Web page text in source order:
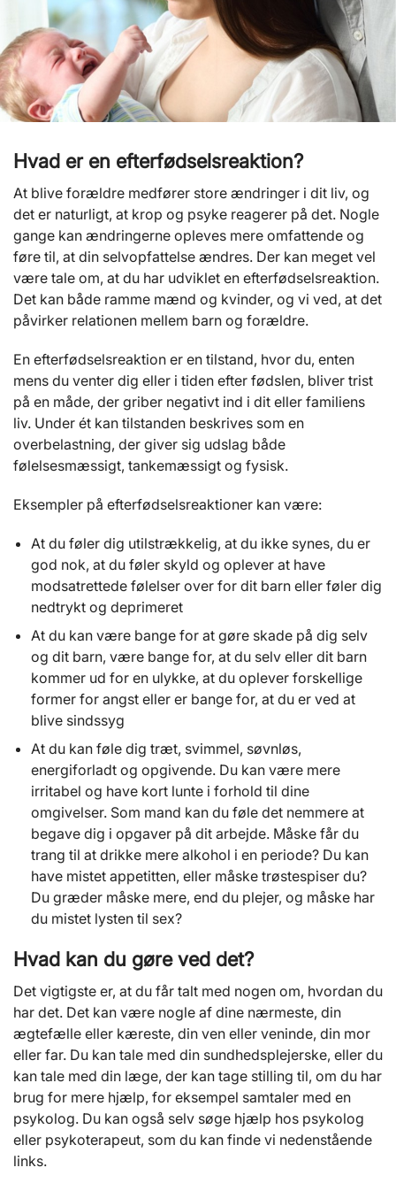
Hvad er en efterfødselsreaktion?
At blive forældre medfører store ændringer i dit liv, og
det er naturligt, at krop og psyke reagerer på det. Nogle
gange kan ændringerne opleves mere omfattende og
føre til, at din selvopfattelse ændres. Der kan meget vel
være tale om, at du har udviklet en efterfødselsreaktion.
Det kan både ramme mænd og kvinder, og vi ved, at det
påvirker relationen mellem barn og forældre.
En efterfødselsreaktion er en tilstand, hvor du, enten
mens du venter dig eller i tiden efter fødslen, bliver trist
på en måde, der griber negativt ind i dit eller familiens
liv. Under ét kan tilstanden beskrives som en
overbelastning, der giver sig udslag både
følelsesmæssigt, tankemæssigt og fysisk.
Eksempler på efterfødselsreaktioner kan være:
At du føler dig utilstrækkelig, at du ikke synes, du er
god nok, at du føler skyld og oplever at have
modsatrettede følelser over for dit barn eller føler dig
nedtrykt og deprimeret
At du kan være bange for at gøre skade på dig selv
og dit barn, være bange for, at du selv eller dit barn
kommer ud for en ulykke, at du oplever forskellige
former for angst eller er bange for, at du er ved at
blive sindssyg
At du kan føle dig træt, svimmel, søvnløs,
energiforladt og opgivende. Du kan være mere
irritabel og have kort lunte i forhold til dine
omgivelser. Som mand kan du føle det nemmere at
begave dig i opgaver på dit arbejde. Måske får du
trang til at drikke mere alkohol i en periode? Du kan
have mistet appetitten, eller måske trøstespiser du?
Du græder måske mere, end du plejer, og måske har
du mistet lysten til sex?
Hvad kan du gøre ved det?
Det vigtigste er, at du får talt med nogen om, hvordan du
har det. Det kan være nogle af dine nærmeste, din
ægtefælle eller kæreste, din ven eller veninde, din mor
eller far. Du kan tale med din sundhedsplejerske, eller du
kan tale med din læge, der kan tage stilling til, om du har
brug for mere hjælp, for eksempel samtaler med en
psykolog. Du kan også selv søge hjælp hos psykolog
eller psykoterapeut, som du kan finde vi nedenstående
links.